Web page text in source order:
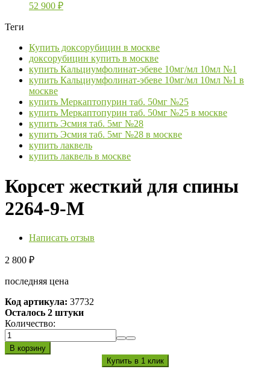
52 900 ₽
Теги
Купить доксорубицин в москве
доксорубицин купить в москве
купить Кальциумфолинат-эбеве 10мг/мл 10мл №1
купить Кальциумфолинат-эбеве 10мг/мл 10мл №1 в
москве
купить Меркаптопурин таб. 50мг №25
купить Меркаптопурин таб. 50мг №25 в москве
купить Эсмия таб. 5мг №28
купить Эсмия таб. 5мг №28 в москве
купить лаквель
купить лаквель в москве
Корсет жесткий для спины
2264-9-М
Написать отзыв
2 800 ₽
последняя цена
Код артикула: 37732
Осталось 2 штуки
Количество: